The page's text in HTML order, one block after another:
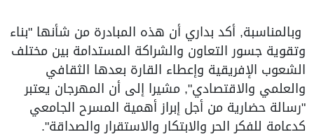
وبالمناسبة, أكد بداري أن هذه المبادرة من شأنها "بناء
وتقوية جسور التعاون والشراكة المستدامة بين مختلف
الشعوب الإفريقية وإعطاء القارة بعدها الثقافي
والعلمي والاقتصادي", مشيرا إلى أن المهرجان يعتبر
"رسالة حضارية من أجل إبراز أهمية المسرح الجامعي
كدعامة للفكر الحر والابتكار والاستقرار والصداقة".